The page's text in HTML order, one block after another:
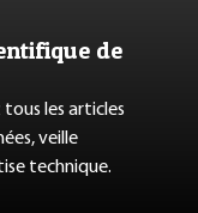
de
les articles
veille
technique.